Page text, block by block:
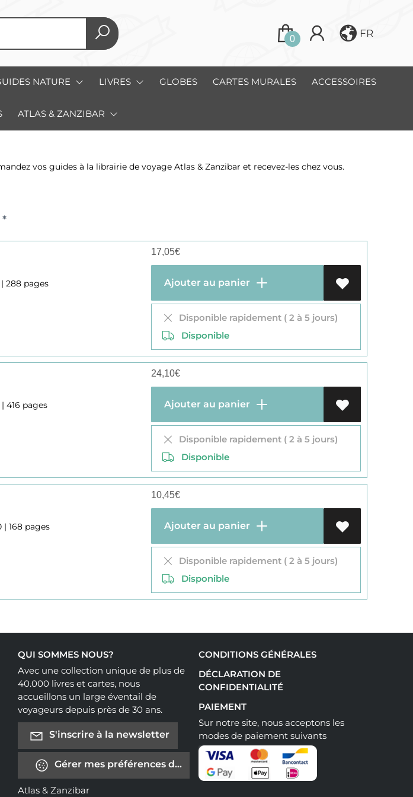
0 FR
NATURE LIVRES GLOBES CARTES MURALES ACCESSOIRES
ATLAS & ZANZIBAR
vos guides à la librairie de voyage Atlas & Zanzibar et recevez-les chez vous.
*
| 288 pages
17,05€
Ajouter au panier
Disponible rapidement ( 2 à 5 jours)
Disponible
416 pages
24,10€
Ajouter au panier
Disponible rapidement ( 2 à 5 jours)
Disponible
| 168 pages
10,45€
Ajouter au panier
Disponible rapidement ( 2 à 5 jours)
Disponible
QUI SOMMES NOUS?
Avec une collection unique de plus de
40.000 livres et cartes, nous
accueillons un large éventail de
voyageurs depuis près de 30 ans.
S'inscrire à la newsletter
Gérer mes préférences de cookies
CONDITIONS GÉNÉRALES
DÉCLARATION DE
CONFIDENTIALITÉ
PAIEMENT
Sur notre site, nous acceptons les
modes de paiement suivants
Atlas & Zanzibar